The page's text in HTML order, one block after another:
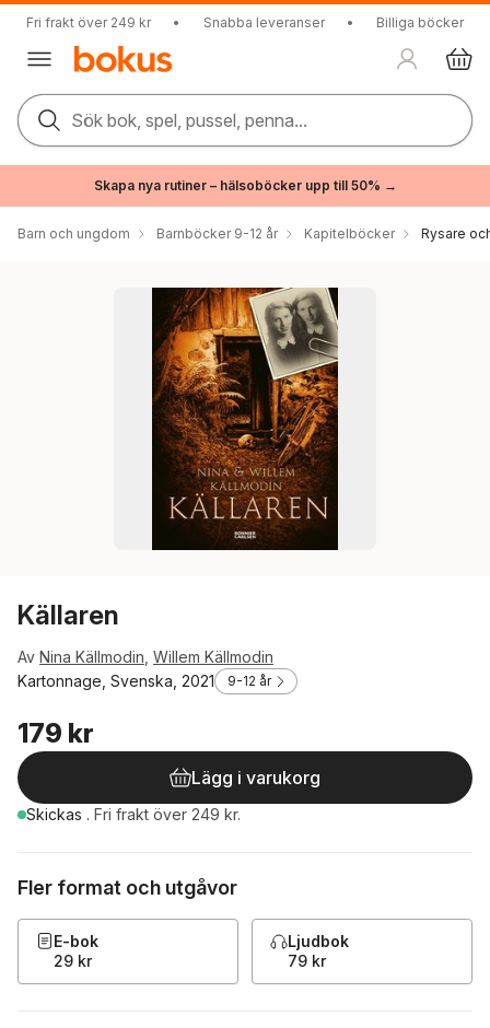
Fri frakt över 249 kr • Snabba leveranser • Billiga böcker
Sök bok, spel, pussel, penna...
Skapa nya rutiner – hälsoböcker upp till 50% →
Barn och ungdom Barnböcker 9-12 år Kapitelböcker Rysare
Källaren
Av Nina Källmodin Willem Källmodin
Kartonnage, Svenska, 2021
9-12 år
179 kr
Lägg i varukorg
Skickas . Fri frakt över 249 kr.
Fler format och utgåvor
E-bok
29 kr
Ljudbok
79 kr